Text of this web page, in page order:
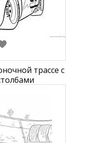
трассе с